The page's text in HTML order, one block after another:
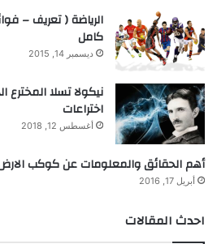
الرياضة ( تعريف –
كامل
ديسمبر 14, 2015
اختراعات
أغسطس 12, 2018
أهم الحقائق والمعلومات عن كوكب
أبريل 17, 2016
احدث المقالات